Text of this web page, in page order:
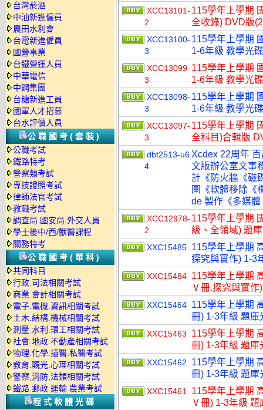
台灣菸酒
中油新進僱員
農田水利會
台電新進僱員
國營事業
台鐵營運人員
中華電信
中鋼集團
台糖新進工員
國軍人才招募
台水評價人員
公職國考(套裝)
公職考試
鐵路特考
警察類考試
專技證照考試
律師法官考試
教職考試
調查局.國安局.外交人員
學士後中/西/獸醫課程
關務特考
公職國考(單科)
共同科目
行政.司法相關考試
商業.會計相關考試
電子.電機.資訊相關考試
土木.結構.機械相關考試
測量.水利.環工相關考試
社會.地政.不動產相關考試
物理.化學.插醫.私醫考試
教育.觀光.心理相關考試
警察,消防,法類相關考試
鐵路.郵政.運輸.農業考試
程式軟體光碟
XCC13101-
2
115學年上學期
全收錄) DVD版
XCC13100-
3
115學年上學期
1-6年級 教學光
XCC13099-
3
115學年上學期
1-6年級 教學光
XCC13098-
3
115學年上學期
1-6年級 教學光
XCC13097-
3
115學年上學期
全科目)合輯版
dbt2513-u6
4
Xcdex 22周年
文版辦公室文事
計《防火牆《磁
圖《軟體移除《
de 製作《多媒
XCC12978-
2
115學年上學期
級、全領域) 題
XXC15485 115學年上學期
探究與實作) 1-3
XXC15484 115學年上學期
Ⅴ冊.探究與實作
XXC15464 115學年上學期
冊) 1-3年級 題庫
XXC15463
115學年上學期
冊) 1-3年級 題庫
XXC15462
115學年上學期
冊) 1-3年級 題庫
XXC15461
115學年上學期
Ⅴ冊) 1-3年級 題